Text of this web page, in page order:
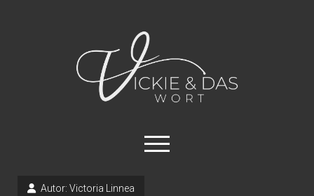
und
das
open
menu
Autor: Victoria Linnea